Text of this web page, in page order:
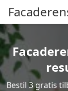
Bestil 3 gratis